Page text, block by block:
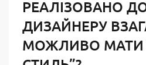
РЕАЛІЗОВАНО
ДИЗАЙНЕРУ
МОЖЛИВО МАТИ